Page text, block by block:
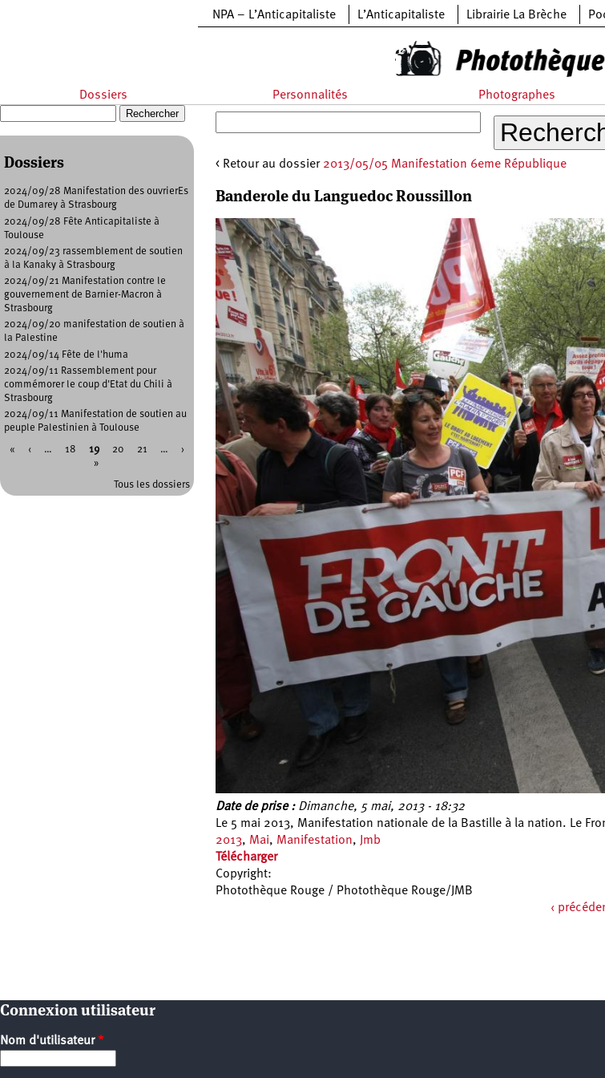
NPA – L’Anticapitaliste L’Anticapitaliste Librairie La Brèche
Dossiers Personnalités Photographes
< Retour au dossier 2013/05/05 Manifestation 6eme République
Banderole du Languedoc Roussillon
Date de prise : Dimanche, 5 mai, 2013 - 18:32
Le 5 mai 2013, Manifestation nationale de la Bastille à la nation. Le
2013, Mai, Manifestation, Jmb
Télécharger
Copyright:
Photothèque Rouge / Photothèque Rouge/JMB
‹
Formulaire de recherche
Dossiers
2024/09/28 Manifestation des ouvrierEs
de Dumarey à Strasbourg
2024/09/28 Fête Anticapitaliste à
Toulouse
2024/09/23 rassemblement de soutien
à la Kanaky à Strasbourg
2024/09/21 Manifestation contre le
gouvernement de Barnier-Macron à
Strasbourg
2024/09/20 manifestation de soutien à
la Palestine
2024/09/14 Fête de l'huma
2024/09/11 Rassemblement pour
commémorer le coup d'Etat du Chili à
Strasbourg
2024/09/11 Manifestation de soutien au
peuple Palestinien à Toulouse
« ‹ … 18 19 20 21 …
›
»
Tous les dossiers
Connexion utilisateur
Nom d'utilisateur*